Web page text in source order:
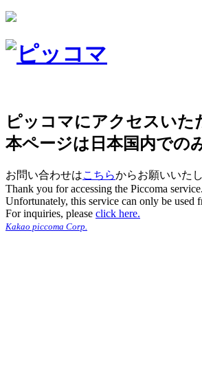
ピッコマにアクセスいた
本ページは日本国内での
お問い合わせはこちらからお願いいたし
Thank you for accessing the Piccoma service.
Unfortunately, this service can only be used
For inquiries, please click here.
Kakao piccoma Corp.